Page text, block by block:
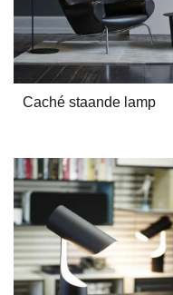
Caché staande lamp